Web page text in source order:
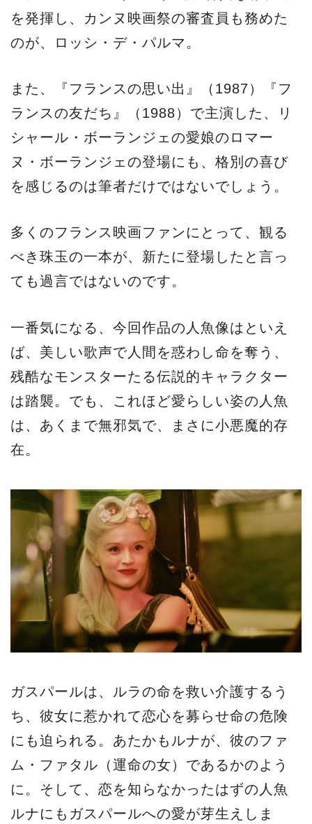
を発揮し、カンヌ映画祭の審査員も務めた
のが、ロッシ・デ・パルマ。
また、『フランスの思い出』（1987）『フ
ランスの友だち』（1988）で主演した、リ
シャール・ボーランジェの愛娘のロマー
ヌ・ボーランジェの登場にも、格別の喜び
を感じるのは筆者だけではないでしょう。
多くのフランス映画ファンにとって、観る
べき珠玉の一本が、新たに登場したと言っ
ても過言ではないのです。
一番気になる、今回作品の人魚像はといえ
ば、美しい歌声で人間を惑わし命を奪う、
残酷なモンスターたる伝説的キャラクター
は踏襲。でも、これほど愛らしい姿の人魚
は、あくまで無邪気で、まさに小悪魔的存
在。
ガスパールは、ルラの命を救い介護するう
ち、彼女に惹かれて恋心を募らせ命の危険
にも迫られる。あたかもルナが、彼のファ
ム・ファタル（運命の女）であるかのよう
に。そして、恋を知らなかったはずの人魚
ルナにもガスパールへの愛が芽生えしま